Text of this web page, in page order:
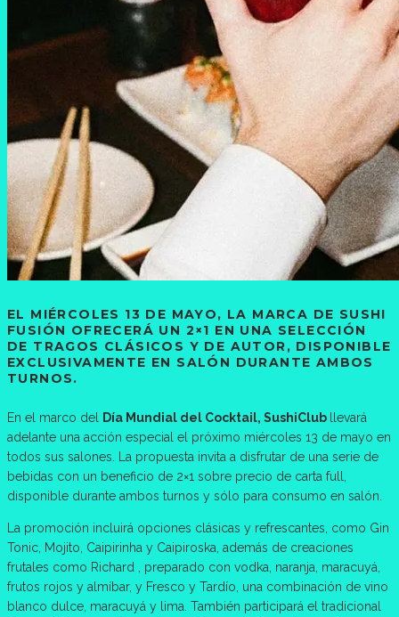
EL MIÉRCOLES 13 DE MAYO, LA MARCA DE SUSHI
FUSIÓN OFRECERÁ UN 2×1 EN UNA SELECCIÓN
DE TRAGOS CLÁSICOS Y DE AUTOR, DISPONIBLE
EXCLUSIVAMENTE EN SALÓN DURANTE AMBOS
TURNOS.
En el marco del Día Mundial del Cocktail, SushiClub llevará
adelante una acción especial el próximo miércoles 13 de mayo en
todos sus salones. La propuesta invita a disfrutar de una serie de
bebidas con un beneficio de 2×1 sobre precio de carta full,
disponible durante ambos turnos y sólo para consumo en salón.
La promoción incluirá opciones clásicas y refrescantes, como Gin
Tonic, Mojito, Caipirinha y Caipiroska, además de creaciones
frutales como Richard , preparado con vodka, naranja, maracuyá,
frutos rojos y almíbar, y Fresco y Tardío, una combinación de vino
blanco dulce, maracuyá y lima. También participará el tradicional